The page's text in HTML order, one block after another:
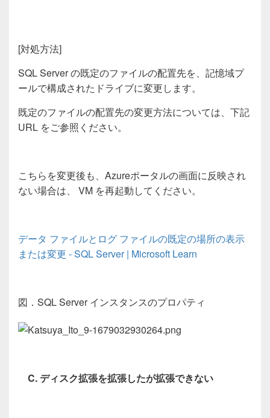
[対処方法]
SQL Serverの既定のファイルの配置先を、記憶域プ
ールで構成されたドライブに変更します。
既定のファイルの配置先の変更方法については、下記
URL をご参照ください。
こちらを変更後も 、Azureポータルの画面に反映され
ない場合は、
VM を再起動してください。
データ ファイルとログ ファイルの既定の場所の表示
または変更 - SQL Server | Microsoft Learn
図． SQL Serverインスタンスのプロパティ
C. ディスク拡張を拡張したが拡張できない